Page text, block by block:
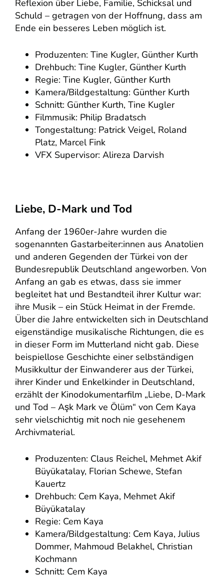
Reflexion über Liebe, Familie, Schicksal und
Schuld – getragen von der Hoffnung, dass am
Ende ein besseres Leben möglich ist.
Produzenten: Tine Kugler, Günther Kurth
Drehbuch: Tine Kugler, Günther Kurth
Regie: Tine Kugler, Günther Kurth
Kamera/Bildgestaltung: Günther Kurth
Schnitt: Günther Kurth, Tine Kugler
Filmmusik: Philip Bradatsch
Tongestaltung: Patrick Veigel, Roland
Platz, Marcel Fink
VFX Supervisor: Alireza Darvish
Liebe, D-Mark und Tod
Anfang der 1960er-Jahre wurden die
sogenannten Gastarbeiter:innen aus Anatolien
und anderen Gegenden der Türkei von der
Bundesrepublik Deutschland angeworben. Von
Anfang an gab es etwas, dass sie immer
begleitet hat und Bestandteil ihrer Kultur war:
ihre Musik – ein Stück Heimat in der Fremde.
Über die Jahre entwickelten sich in Deutschland
eigenständige musikalische Richtungen, die es
in dieser Form im Mutterland nicht gab. Diese
beispiellose Geschichte einer selbständigen
Musikkultur der Einwanderer aus der Türkei,
ihrer Kinder und Enkelkinder in Deutschland,
erzählt der Kinodokumentarfilm „Liebe, D-Mark
und Tod – Aşk Mark ve Ölüm“ von Cem Kaya
sehr vielschichtig mit noch nie gesehenem
Archivmaterial.
Produzenten: Claus Reichel, Mehmet Akif
Büyükatalay, Florian Schewe, Stefan
Kauertz
Drehbuch: Cem Kaya, Mehmet Akif
Büyükatalay
Regie: Cem Kaya
Kamera/Bildgestaltung: Cem Kaya, Julius
Dommer, Mahmoud Belakhel, Christian
Kochmann
Schnitt: Cem Kaya